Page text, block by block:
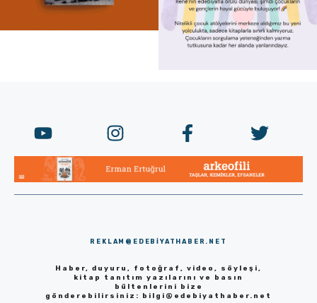
REKLAM@EDEBIYATHABER.NET
Haber, duyuru, fotoğraf, video, söyleşi,
kitap tanıtım yazılarını ve basın
bültenlerini bize
gönderebilirsiniz: bilgi@edebiyathaber.net